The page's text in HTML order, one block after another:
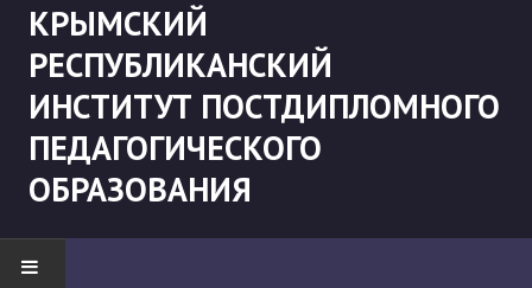
КРЫМСКИЙ
РЕСПУБЛИКАНСКИЙ
ИНСТИТУТ ПОСТДИПЛОМНОГО
ПЕДАГОГИЧЕСКОГО
ОБРАЗОВАНИЯ